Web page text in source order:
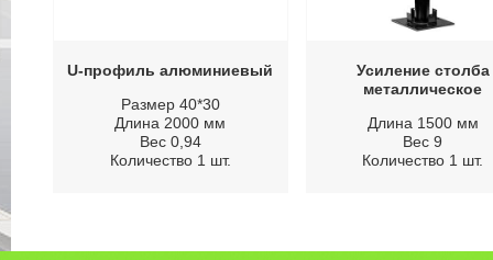
U-профиль алюминиевый
Размер 40*30
Длина 2000 мм
Вес 0,94
Количество 1 шт.
Усиление столба
металлическое
Длина 1500 мм
Вес 9
Количество 1 шт.